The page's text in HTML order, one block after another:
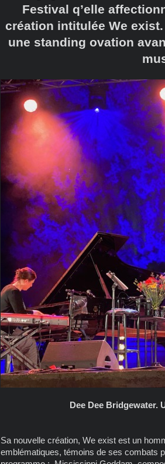
Festival q’elle
création intitulée We
une standing ovation
Dee Dee Bridgewater.
Sa nouvelle création, We exist est un
emblématiques, témoins de ses combats